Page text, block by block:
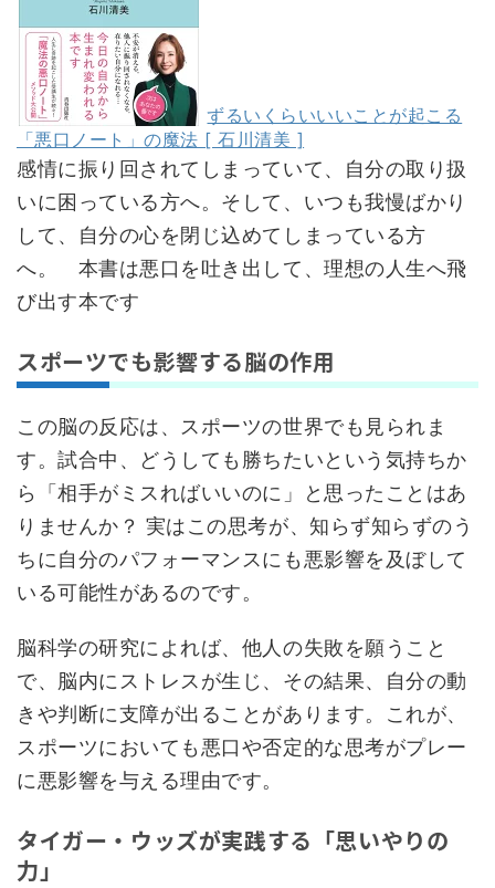
ずるいくらいいいことが起こる
「悪口ノート」の魔法 [ 石川清美 ]
感情に振り回されてしまっていて、自分の取り扱
いに困っている方へ。そして、いつも我慢ばかり
して、自分の心を閉じ込めてしまっている方
へ。 本書は悪口を吐き出して、理想の人生へ飛
び出す本です
スポーツでも影響する脳の作用
この脳の反応は、スポーツの世界でも見られま
す。試合中、どうしても勝ちたいという気持ちか
ら「相手がミスればいいのに」と思ったことはあ
りませんか？ 実はこの思考が、知らず知らずのう
ちに自分のパフォーマンスにも悪影響を及ぼして
いる可能性があるのです。
脳科学の研究によれば、他人の失敗を願うこと
で、脳内にストレスが生じ、その結果、自分の動
きや判断に支障が出ることがあります。これが、
スポーツにおいても悪口や否定的な思考がプレー
に悪影響を与える理由です。
タイガー・ウッズが実践する「思いやりの
力」